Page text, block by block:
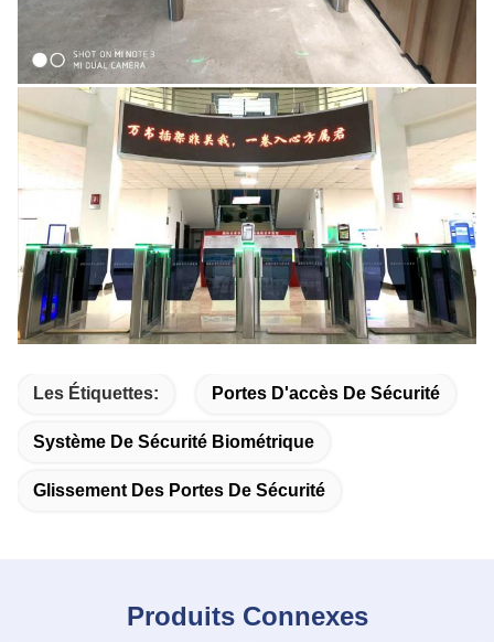
Les Étiquettes: Portes D'accès De Sécurité
Système De Sécurité Biométrique
Glissement Des Portes De Sécurité
Produits Connexes